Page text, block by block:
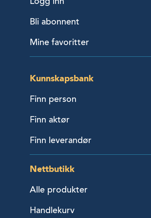
Bli abonnent
Mine favoritter
Kunnskapsbank
Finn person
Finn aktør
Finn leverandør
Nettbutikk
Alle produkter
Handlekurv